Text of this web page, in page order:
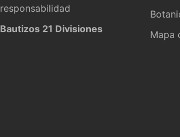
responsabilidad
Bautizos 21 Divisiones
Mapa